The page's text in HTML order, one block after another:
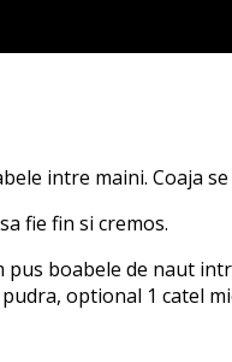
intre maini. Coaja
fie fin si cremos.
pus boabele de naut
optional 1 catel